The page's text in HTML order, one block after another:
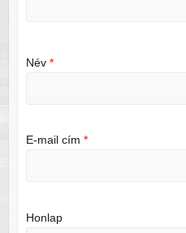
Név *
E-mail cím *
Honlap